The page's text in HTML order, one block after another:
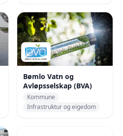
Bømlo Vatn og
Avløpsselskap (BVA)
Kommune
Infrastruktur og eigedom